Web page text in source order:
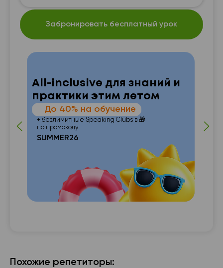
Забронировать бесплатный урок
All-inclusive для знаний и
практики этим летом
До 40% на обучение
+ безлимитные Speaking Clubs в 🎁
по промокоду
SUMMER26
Похожие репетиторы: